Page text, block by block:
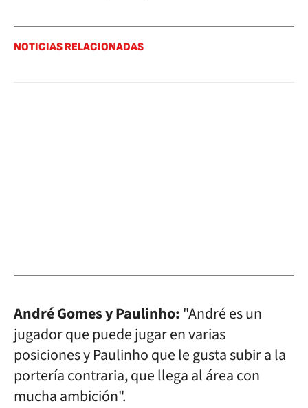
NOTICIAS RELACIONADAS
André Gomes y Paulinho:"André es un
jugador que puede jugar en varias
posiciones y Paulinho que le gusta subir a la
portería contraria, que llega al área con
mucha ambición".